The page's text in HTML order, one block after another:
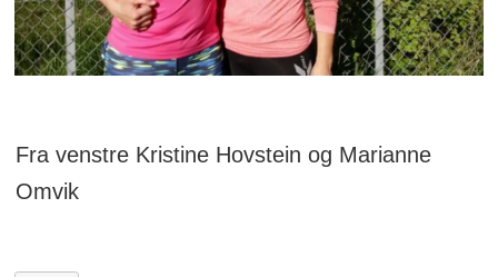
Fra venstre Kristine Hovstein og Marianne
Omvik